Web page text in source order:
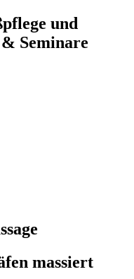
und
Seminare